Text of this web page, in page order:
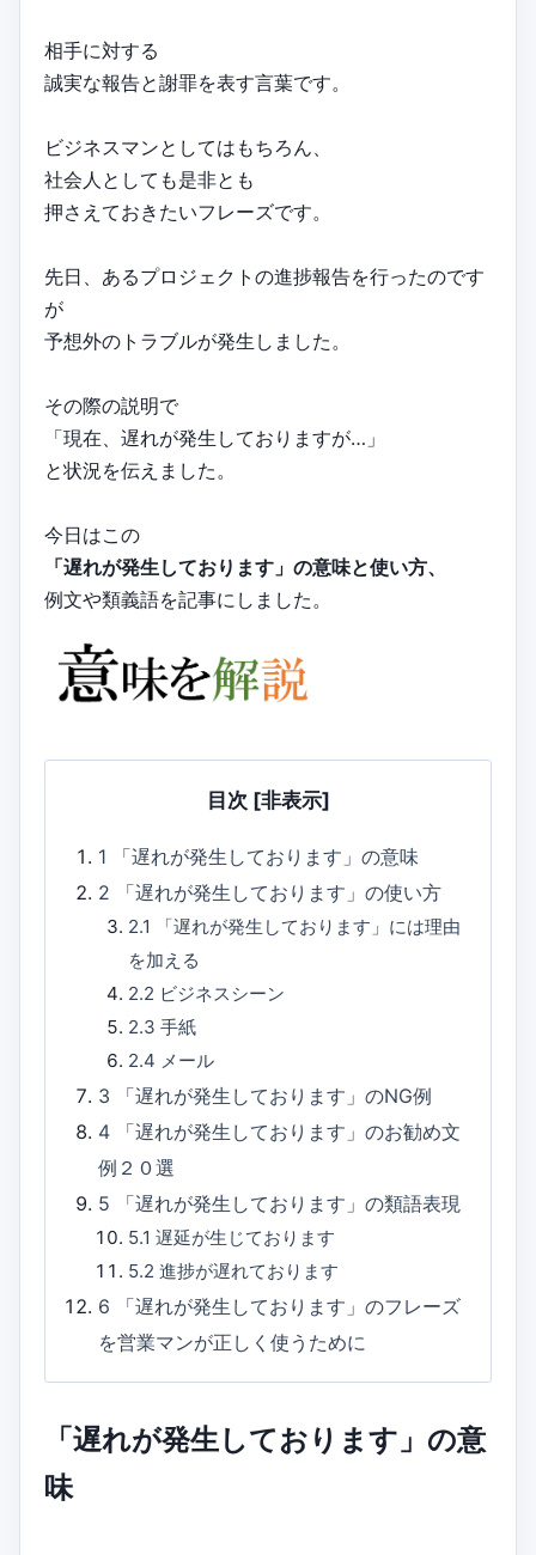
相手に対する
誠実な報告と謝罪を表す言葉です。
ビジネスマンとしてはもちろん、
社会人としても是非とも
押さえておきたいフレーズです。
先日、あるプロジェクトの進捗報告を行ったのです
が
予想外のトラブルが発生しました。
その際の説明で
「現在、遅れが発生しておりますが…」
と状況を伝えました。
今日はこの
「遅れが発生しております」の意味と使い方、
例文や類義語を記事にしました。
目次 [非表示]
1
「遅れが発生しております」の意味
2
「遅れが発生しております」の使い方
2.1
「遅れが発生しております」には理由
を加える
2.2 ビジネスシーン
2.3 手紙
2.4 メール
3
「遅れが発生しております」のNG例
4
「遅れが発生しております」のお勧め文
例２０選
5
「遅れが発生しております」の類語表現
5.1 遅延が生じております
5.2 進捗が遅れております
6
「遅れが発生しております」のフレーズ
を営業マンが正しく使うために
「遅れが発生しております」の意
味